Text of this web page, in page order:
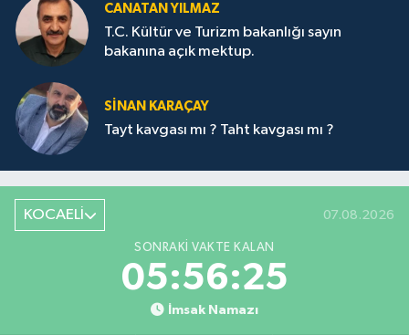
CANATAN YILMAZ
T.C. Kültür ve Turizm bakanlığı sayın
bakanına açık mektup.
SİNAN KARAÇAY
Tayt kavgası mı ? Taht kavgası mı ?
KOCAELİ 07.08.2026
SONRAKI VAKTE KALAN
05:56:25
İmsak Namazı